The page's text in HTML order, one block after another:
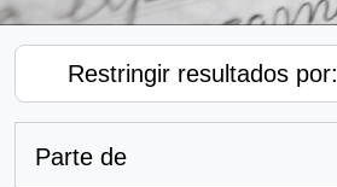
Restringir resultados por:
Parte de